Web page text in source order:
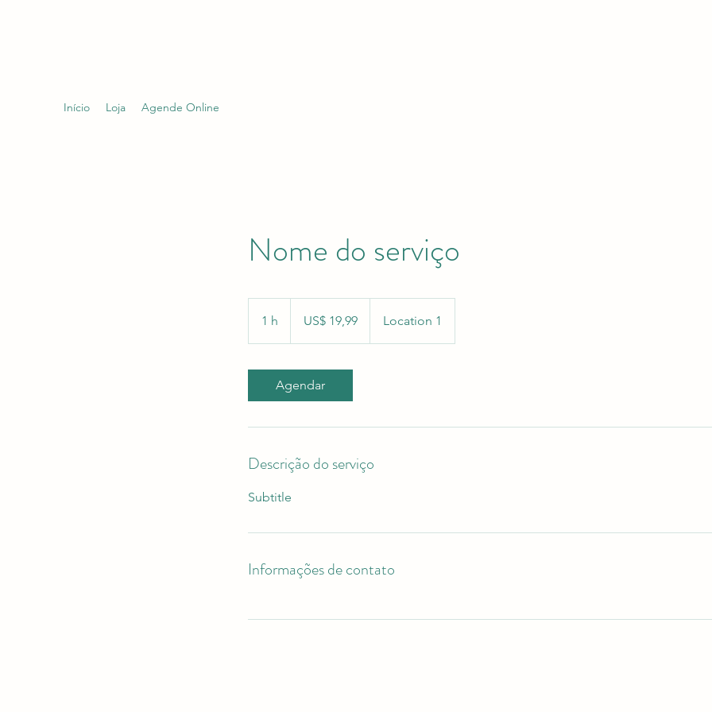
Início Loja Agende Online
Nome do serviço
1 h
americanos
US$ 19,99 Location 1
Agendar
Descrição do serviço
Subtitle
Informações de contato